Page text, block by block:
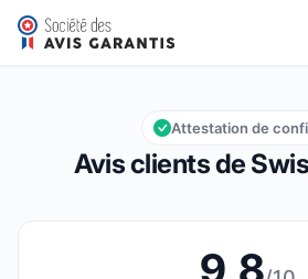
Swiss Botanic
Note globale : 9,8 sur 10
9,8/10
Avis clients de
Attestation de